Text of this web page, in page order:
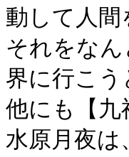
動して人
それをな
界に行こう
他にも【九
水原月夜は